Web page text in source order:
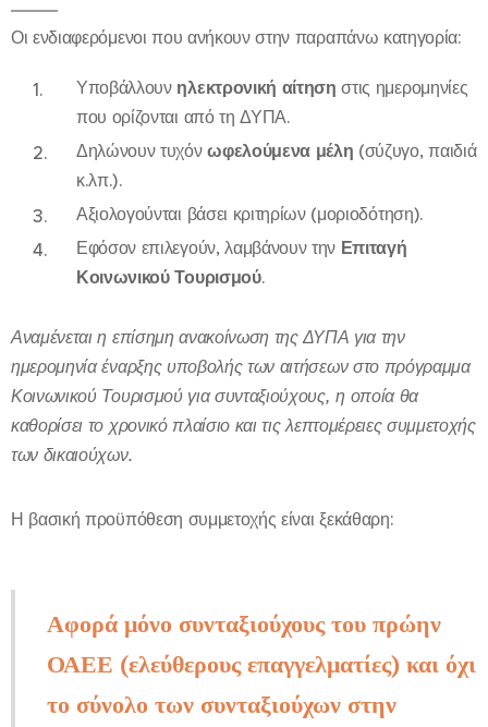
Οι ενδιαφερόμενοι που ανήκουν στην παραπάνω κατηγορία:
Υποβάλλουν ηλεκτρονική αίτηση στις ημερομηνίες
που ορίζονται από τη ΔΥΠΑ.
Δηλώνουν τυχόνωφελούμενα μέλη (σύζυγο, παιδιά
κ.λπ.).
Αξιολογούνται βάσει κριτηρίων (μοριοδότηση).
Εφόσον επιλεγούν, λαμβάνουν την Επιταγή
Κοινωνικού Τουρισμού.
Αναμένεται η επίσημη ανακοίνωση της ΔΥΠΑ για την
ημερομηνία έναρξης υποβολής των αιτήσεων στο πρόγραμμα
Κοινωνικού Τουρισμού για συνταξιούχους, η οποία θα
καθορίσει το χρονικό πλαίσιο και τις λεπτομέρειες συμμετοχής
των δικαιούχων.
Η βασική προϋπόθεση συμμετοχής είναι ξεκάθαρη:
Αφορά μόνο συνταξιούχους του πρώην
ΟΑΕΕ (ελεύθερους επαγγελματίες) και όχι
το σύνολο των συνταξιούχων στην